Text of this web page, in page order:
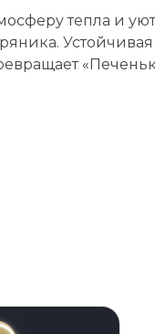
тепла и
Устойчивая